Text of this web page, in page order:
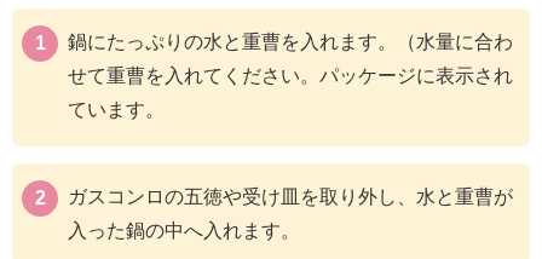
鍋にたっぷりの水と重曹を入れます。（水量に合わ
せて重曹を入れてください。パッケージに表示され
ています。
ガスコンロの五徳や受け皿を取り外し、水と重曹が
入った鍋の中へ入れます。